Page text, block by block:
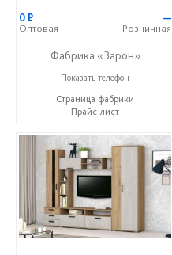
0Р
Оптовая
—
Розничная
Фабрика «Зарон»
+7 (8412) 21-50-66
Показать телефон
Страница фабрики
Прайс-лист